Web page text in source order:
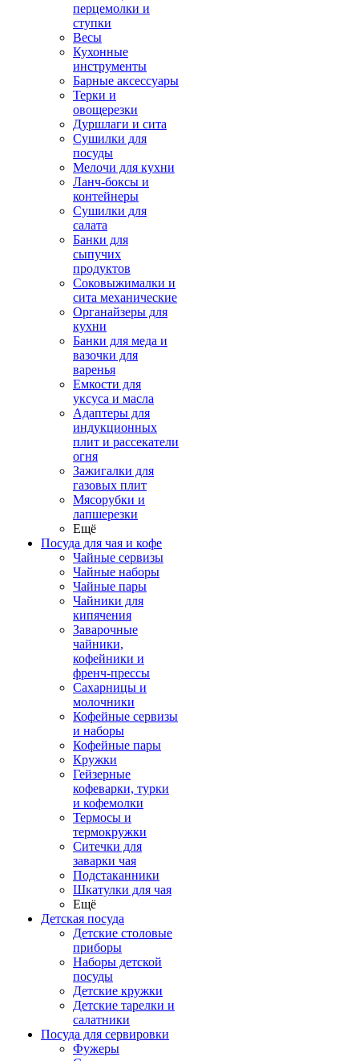
перцемолки и
ступки
Весы
Кухонные
инструменты
Барные аксессуары
Терки и
овощерезки
Дуршлаги и сита
Сушилки для
посуды
Мелочи для кухни
Ланч-боксы и
контейнеры
Сушилки для
салата
Банки для
сыпучих
продуктов
Соковыжималки и
сита механические
Органайзеры для
кухни
Банки для меда и
вазочки для
варенья
Емкости для
уксуса и масла
Адаптеры для
индукционных
плит и рассекатели
огня
Зажигалки для
газовых плит
Мясорубки и
лапшерезки
Ещё
Посуда для чая и кофе
Чайные сервизы
Чайные наборы
Чайные пары
Чайники для
кипячения
Заварочные
чайники,
кофейники и
френч-прессы
Сахарницы и
молочники
Кофейные сервизы
и наборы
Кофейные пары
Кружки
Гейзерные
кофеварки, турки
и кофемолки
Термосы и
термокружки
Ситечки для
заварки чая
Подстаканники
Шкатулки для чая
Ещё
Детская посуда
Детские столовые
приборы
Наборы детской
посуды
Детские кружки
Детские тарелки и
салатники
Посуда для сервировки
Фужеры